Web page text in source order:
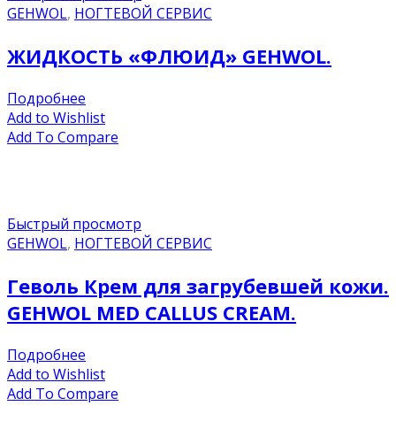
GEHWOL, НОГТЕВОЙ СЕРВИС
ЖИДКОСТЬ «ФЛЮИД» GEHWOL.
Подробнее
Add to Wishlist
Add To Compare
Быстрый просмотр
GEHWOL, НОГТЕВОЙ СЕРВИС
Геволь Крем для загрубевшей кожи.
GEHWOL MED CALLUS CREAM.
Подробнее
Add to Wishlist
Add To Compare